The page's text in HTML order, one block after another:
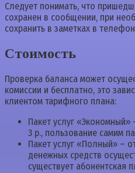
Следует понимать, что
сохранен в сообщении, при
сохранить в заметках в
Стоимость
Проверка баланса может
комиссии и бесплатно, это
клиентом тарифного плана:
Пакет услуг
3 р., пользование самим
Пакет услуг «Полный» –
денежных средств
существует абонентская